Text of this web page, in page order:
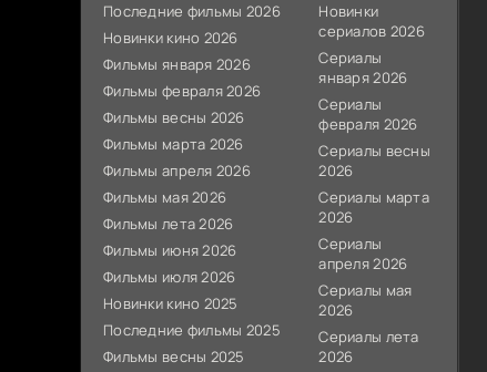
Последние фильмы 2026
Новинки кино 2026
Фильмы января 2026
Фильмы февраля 2026
Фильмы весны 2026
Фильмы марта 2026
Фильмы апреля 2026
Фильмы мая 2026
Фильмы лета 2026
Фильмы июня 2026
Фильмы июля 2026
Новинки кино 2025
Последние фильмы 2025
Фильмы весны 2025
Новинки
сериалов 2026
Сериалы
января 2026
Сериалы
февраля 2026
Сериалы весны
2026
Сериалы марта
2026
Сериалы
апреля 2026
Сериалы мая
2026
Сериалы лета
2026